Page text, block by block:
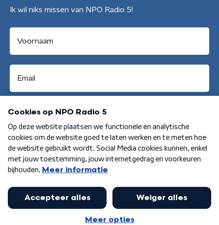
Ik wil niks missen van NPO Radio 5!
Aanmelden
Algemene voorwaarden